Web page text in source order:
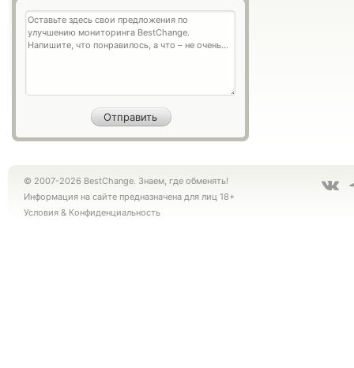
© 2007-2026 BestChange. Знаем, где обменять!
Информация на сайте предназначена для лиц 18+
Условия & Конфиденциальность